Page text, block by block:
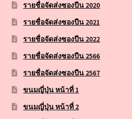
รายชื่อจัดส่งซองปืน 2020
รายชื่อจัดส่งซองปืน 2021
รายชื่อจัดส่งซองปืน 2022
รายชื่อจัดส่งซองปืน 2566
รายชื่อจัดส่งซองปืน 2567
ขนมญี่ปุ่น หน้าที่ 1
ขนมญี่ปุ่น หน้าที่ 2